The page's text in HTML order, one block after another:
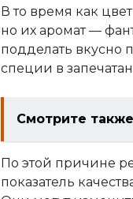
В то время как
но их аромат —
подделать вкусно
специи в
Смотрите
По этой причине
показатель